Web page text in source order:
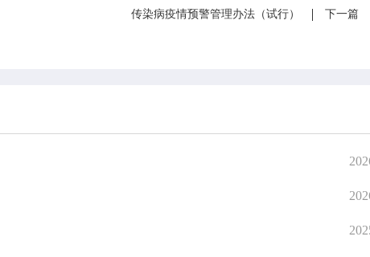
传染病疫情预警管理办法（试行） 下一篇